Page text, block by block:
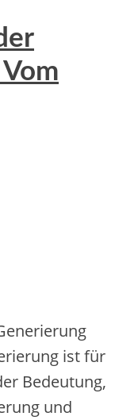
ist für
Be‬de‬utung,
und